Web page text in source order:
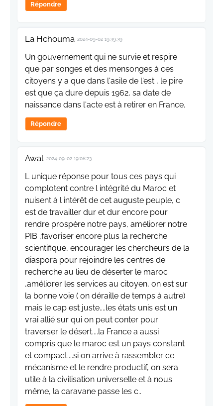
Répondre
La Hchouma 2024-09-02 19:39:39
Un gouvernement qui ne survie et respire
que par songes et des mensonges à ces
citoyens y a que dans l'asile de l'est , le pire
est que ça dure depuis 1962, sa date de
naissance dans l'acte est à retirer en France.
Répondre
Awal 2024-09-02 19:08:23
L unique réponse pour tous ces pays qui
complotent contre l intégrité du Maroc et
nuisent à l intérêt de cet auguste peuple, c
est de travailler dur et dur encore pour
rendre prospère notre pays, améliorer notre
PIB ,favoriser encore plus la recherche
scientifique, encourager les chercheurs de la
diaspora pour rejoindre les centres de
recherche au lieu de déserter le maroc
,améliorer les services au citoyen, on est sur
la bonne voie ( on déraille de temps à autre)
mais le cap est juste....les états unis est un
vrai allié sur qui on peut conter pour
traverser le désert....la France a aussi
compris que le maroc est un pays constant
et compact....si on arrive à rassembler ce
mécanisme et le rendre productif, on sera
utile à la civilisation universelle et à nous
même, la caravane passe les c..